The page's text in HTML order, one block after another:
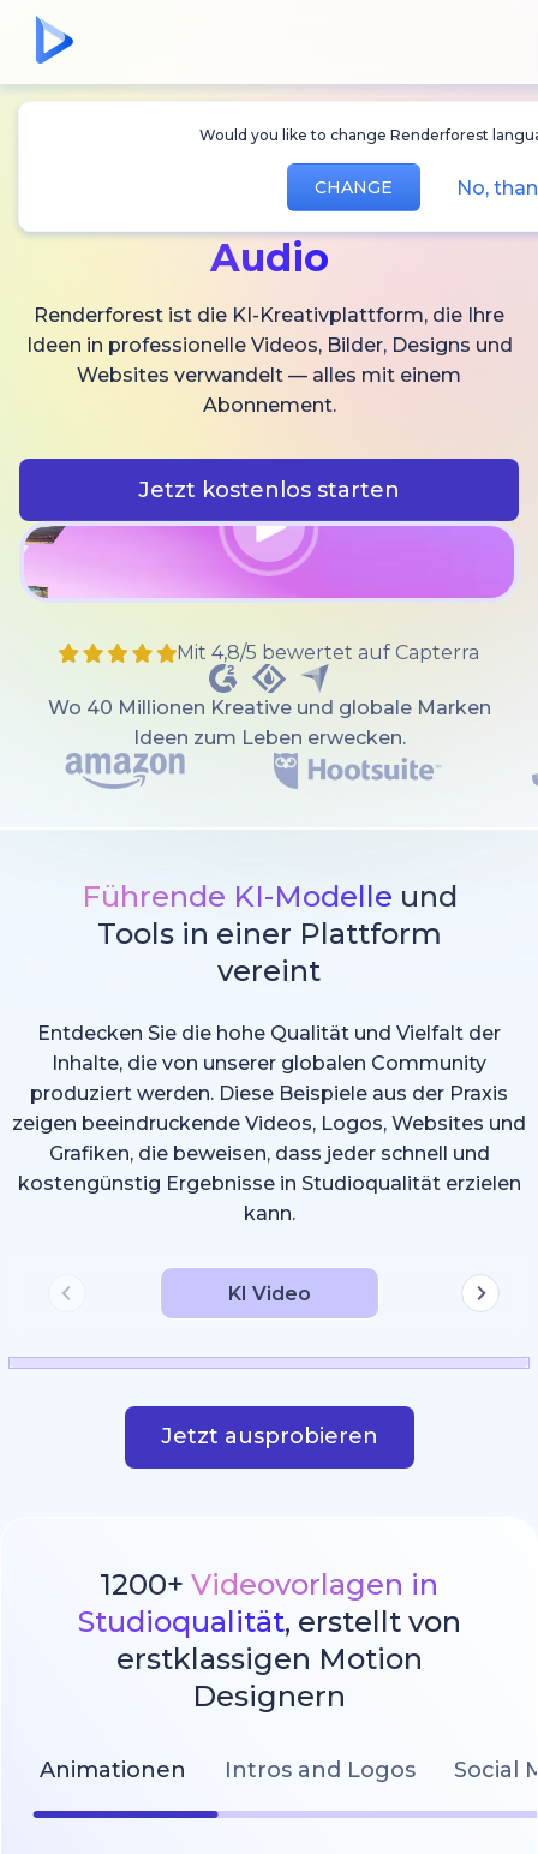
Would you like to change Renderforest
CHANGE No,
Erstellen SieKI-
Bilder und
Audio
Renderforest ist die KI-Kreativplattform, die Ihre
Ideen in professionelle Videos, Bilder, Designs und
Websites verwandelt — alles mit einem
Abonnement.
Jetzt kostenlos starten
Mit 4,8/5 bewertet auf Capterra
Wo 40 Millionen Kreative und globale Marken
Ideen zum Leben erwecken.
Führende KI-Modelle und
Tools in einer Plattform
vereint
Entdecken Sie die hohe Qualität und Vielfalt der
Inhalte, die von unserer globalen Community
produziert werden. Diese Beispiele aus der Praxis
zeigen beeindruckende Videos, Logos, Websites und
Grafiken, die beweisen, dass jeder schnell und
kostengünstig Ergebnisse in Studioqualität erzielen
kann.
KI Video
Jetzt ausprobieren
1200+ Videovorlagen in
Studioqualität, erstellt von
erstklassigen Motion
Designern
Animationen Intros and Logos Social